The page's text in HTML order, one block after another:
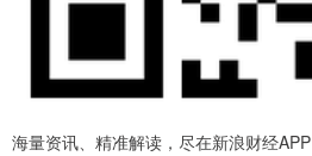
海量资讯、精准解读，尽在新浪财经APP